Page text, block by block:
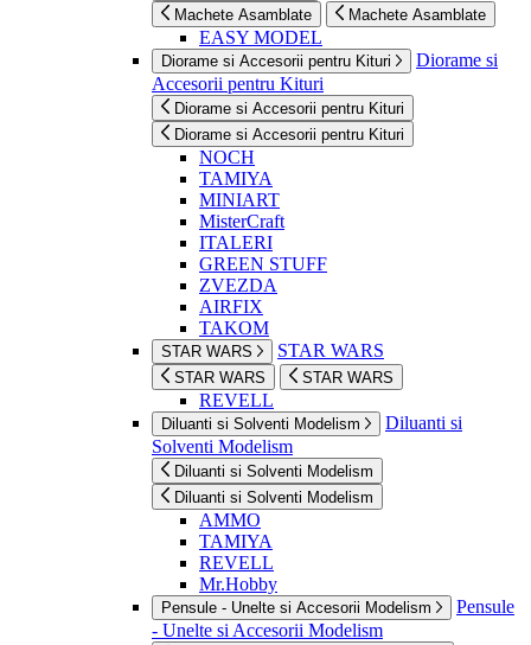
Machete Asamblate Machete Asamblate
EASY MODEL
Diorame si Accesorii pentru Kituri
Diorame si
Accesorii pentru Kituri
Diorame si Accesorii pentru Kituri
Diorame si Accesorii pentru Kituri
NOCH
TAMIYA
MINIART
MisterCraft
ITALERI
GREEN STUFF
ZVEZDA
AIRFIX
TAKOM
STAR WARS STAR WARS
STAR WARS STAR WARS
REVELL
Diluanti si Solventi Modelism
Diluanti si
Solventi Modelism
Diluanti si Solventi Modelism
Diluanti si Solventi Modelism
AMMO
TAMIYA
REVELL
Mr.Hobby
Pensule - Unelte si Accesorii Modelism
Pensule
- Unelte si Accesorii Modelism